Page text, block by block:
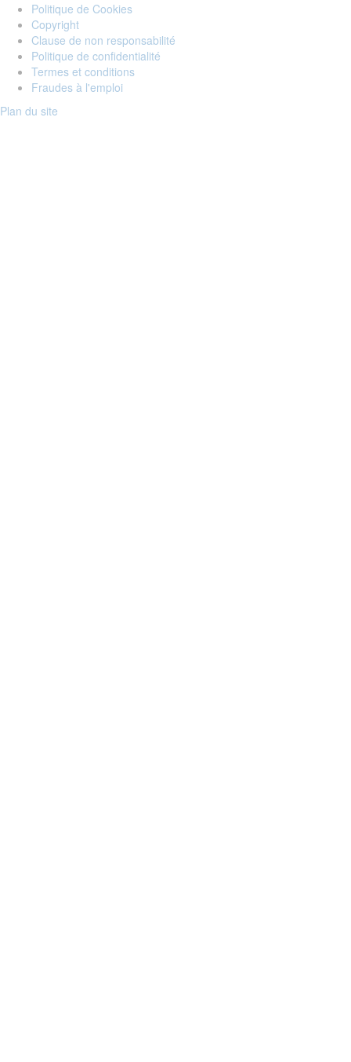
Politique de Cookies
Copyright
Clause de non responsabilité
Politique de confidentialité
Termes et conditions
Fraudes à l'emploi
Plan du site